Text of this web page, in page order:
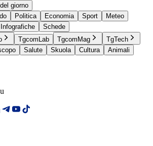
giorno
Politica Economia Sport
Meteo
Infografiche
Schede
TgcomLab TgcomMag
TgTech
Salute Skuola Cultura
Animali